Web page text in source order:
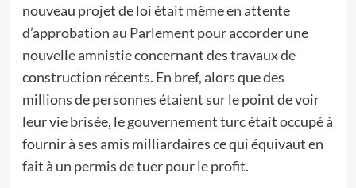
nouveau projet de loi était même en attente
d’approbation au Parlement pour accorder une
nouvelle amnistie concernant des travaux de
construction récents. En bref, alors que des
millions de personnes étaient sur le point de voir
leur vie brisée, le gouvernement turc était occupé à
fournir à ses amis milliardaires ce qui équivaut en
fait à un permis de tuer pour le profit.